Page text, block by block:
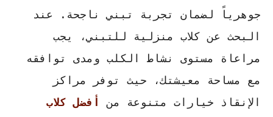
جوهرياً لضمان تجربة تبني ناجحة. عند
البحث عن كلاب منزلية للتبني، يجب
مراعاة مستوى نشاط الكلب ومدى توافقه
مع مساحة معيشتك، حيث توفر مراكز
الإنقاذ خيارات متنوعة من
أفضل كلاب